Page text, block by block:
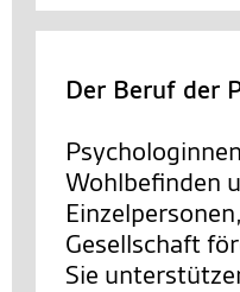
Der Beruf der
Wohlbefinden
Gesellschaft
Sie